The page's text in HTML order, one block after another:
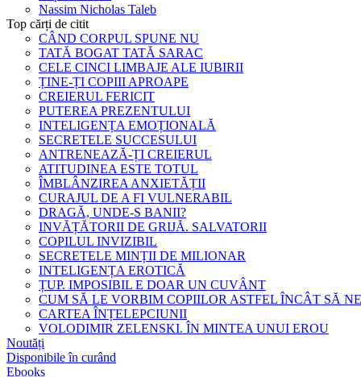
Nassim Nicholas Taleb
Top cărți de citit
CÂND CORPUL SPUNE NU
TATĂ BOGAT TATĂ SARAC
CELE CINCI LIMBAJE ALE IUBIRII
ȚINE-ȚI COPIII APROAPE
CREIERUL FERICIT
PUTEREA PREZENTULUI
INTELIGENȚA EMOȚIONALĂ
SECRETELE SUCCESULUI
ANTRENEAZĂ-ȚI CREIERUL
ATITUDINEA ESTE TOTUL
ÎMBLÂNZIREA ANXIETĂȚII
CURAJUL DE A FI VULNERABIL
DRAGĂ, UNDE-S BANII?
INVĂȚĂTORII DE GRIJĂ. SALVATORII
COPILUL INVIZIBIL
SECRETELE MINȚII DE MILIONAR
INTELIGENȚA EROTICĂ
ȚUP. IMPOSIBIL E DOAR UN CUVÂNT
CUM SĂ LE VORBIM COPIILOR ASTFEL ÎNCÂT SĂ
CARTEA ÎNȚELEPCIUNII
VOLODIMIR ZELENSKI. ÎN MINTEA UNUI EROU
Noutăți
Disponibile în curând
Ebooks